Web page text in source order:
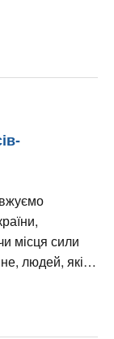
місця сили
людей, які…